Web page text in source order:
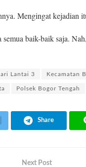
Mengingat
baik-baik saja.
Lantai 3 Kecamatan
Polsek Bogor Tengah
Share
Next Post